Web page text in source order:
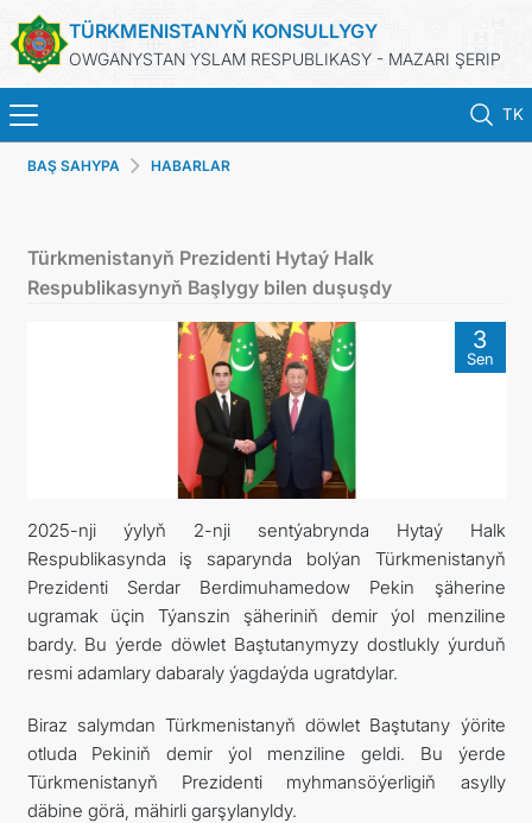
TÜRKMENISTANYŇ KONSULLYGY
OWGANYSTAN YSLAM RESPUBLIKASY - MAZARI ŞERIP
TK
BAŞ SAHYPA
TÜRKMENISTAN
KONSULLYK HYZMATLARY
DIM
ARAGATNAŞYK
BAŞ SAHYPA HABARLAR
Türkmenistanyň Prezidenti Hytaý Halk
Respublikasynyň Başlygy bilen duşuşdy
3
Sen
2025-nji ýylyň 2-nji sentýabrynda Hytaý Halk
Respublikasynda iş saparynda bolýan Türkmenistanyň
Prezidenti Serdar Berdimuhamedow Pekin şäherine
ugramak üçin Týanszin şäheriniň demir ýol menziline
bardy. Bu ýerde döwlet Baştutanymyzy dostlukly ýurduň
resmi adamlary dabaraly ýagdaýda ugratdylar.
Biraz salymdan Türkmenistanyň döwlet Baştutany ýörite
otluda Pekiniň demir ýol menziline geldi. Bu ýerde
Türkmenistanyň Prezidenti myhmansöýerligiň asylly
däbine görä, mähirli garşylanyldy.